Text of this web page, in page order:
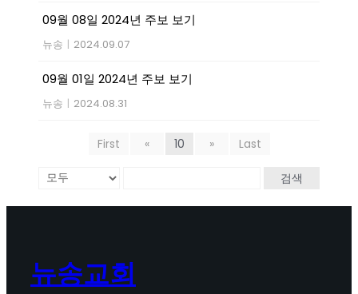
09월 08일 2024년 주보 보기
뉴송 | 2024.09.07
09월 01일 2024년 주보 보기
뉴송 | 2024.08.31
First « 10 » Last
검색
뉴송교회